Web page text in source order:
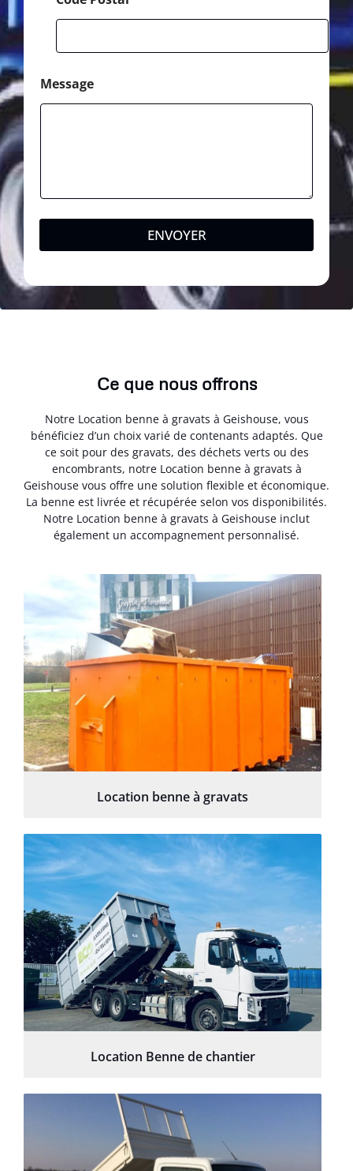
Message
ENVOYER
Ce que nous offrons
Notre Location benne à gravats à Geishouse, vous
bénéficiez d’un choix varié de contenants adaptés. Que
ce soit pour des gravats, des déchets verts ou des
encombrants, notre Location benne à gravats à
Geishouse vous offre une solution flexible et économique.
La benne est livrée et récupérée selon vos disponibilités.
Notre Location benne à gravats à Geishouse inclut
également un accompagnement personnalisé.
Location benne à gravats
Location Benne de chantier